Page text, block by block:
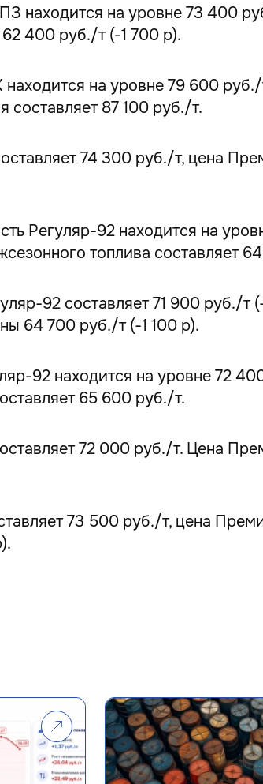
находится на уровне 73 400
400 руб./т (-1 700 р).
на уровне 79 600
составляет 87 100 руб./т.
74 300 руб./т, цена
Регуляр-92 находится на
топлива составляет
92 составляет 71 900 руб./
64 700 руб./т (-1 100 р).
92 находится на уровне 72
65 600 руб./т.
72 000 руб./т. Цена
73 500 руб./т, цена